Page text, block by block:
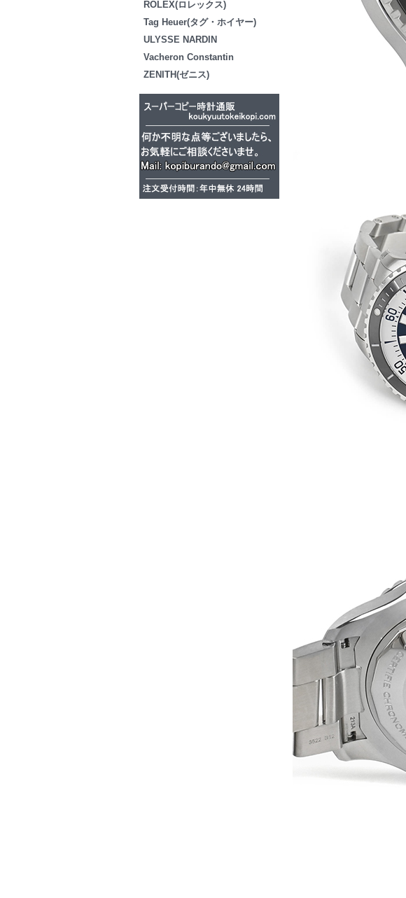
ROLEX(ロレックス)
Tag Heuer(タグ・ホイヤー)
ULYSSE NARDIN
Vacheron Constantin
ZENITH(ゼニス)